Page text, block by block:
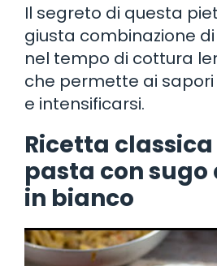
Il segreto di questa
giusta combinazione
nel tempo di cottura
che permette ai
e intensificarsi.
Ricetta
pasta con
in bianco